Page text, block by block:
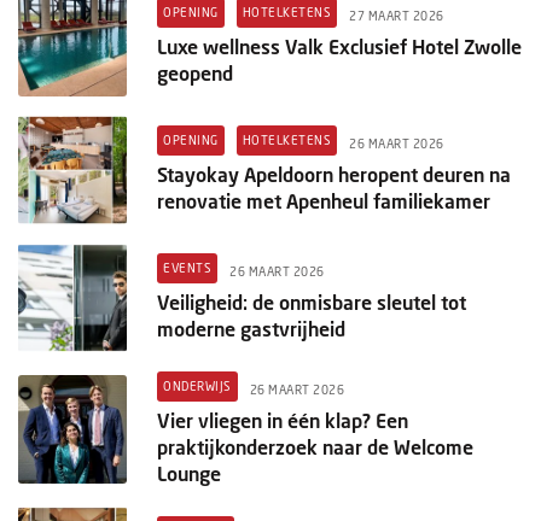
OPENING HOTELKETENS 27 MAART 2026
Luxe wellness Valk Exclusief Hotel Zwolle
geopend
OPENING HOTELKETENS 26 MAART 2026
Stayokay Apeldoorn heropent deuren na
renovatie met Apenheul familiekamer
EVENTS 26 MAART 2026
Veiligheid: de onmisbare sleutel tot
moderne gastvrijheid
ONDERWIJS 26 MAART 2026
Vier vliegen in één klap? Een
praktijkonderzoek naar de Welcome
Lounge